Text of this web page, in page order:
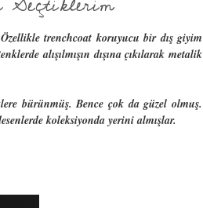
trenchcoat koruyucu bir dış giyim
alışılmışın dışına çıkılarak metalik
bürünmüş. Bence çok da güzel olmuş.
koleksiyonda yerini almışlar.